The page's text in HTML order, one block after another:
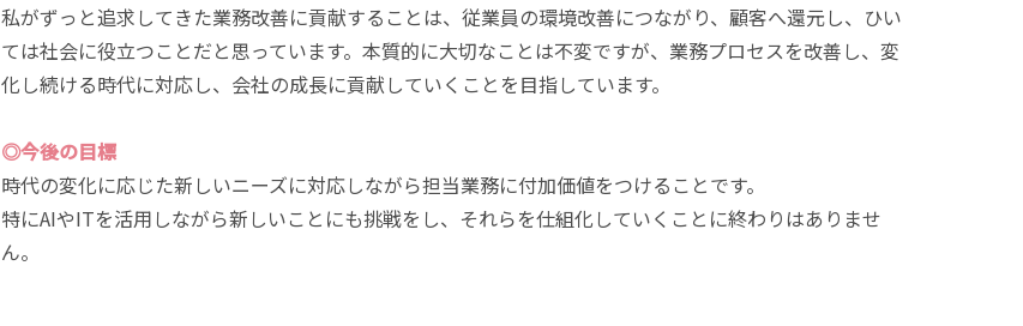
私がずっと追求してきた業務改善に貢献することは、従業員の環境改善につながり、顧客へ還元し、ひい
ては社会に役立つことだと思っています。本質的に大切なことは不変ですが、業務プロセスを改善し、変
化し続ける時代に対応し、会社の成長に貢献していくことを目指しています。
◎今後の目標
時代の変化に応じた新しいニーズに対応しながら担当業務に付加価値をつけることです。
特にAIやITを活用しながら新しいことにも挑戦をし、それらを仕組化していくことに終わりはありませ
ん。